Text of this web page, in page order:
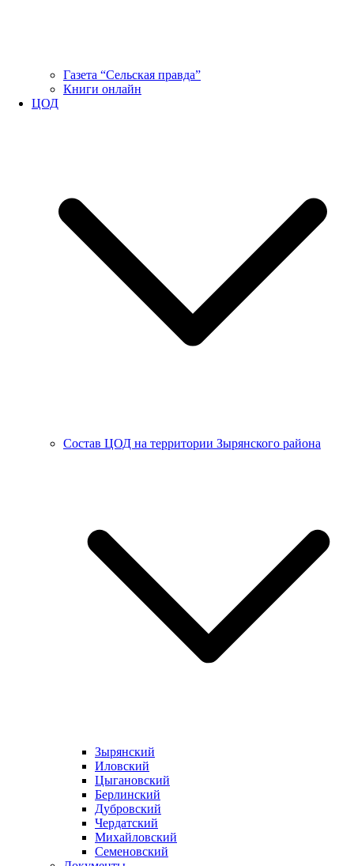
Газета “Сельская правда”
Книги онлайн
ЦОД
Состав ЦОД на территории Зырянского района
Зырянский
Иловский
Цыгановский
Берлинский
Дубровский
Чердатский
Михайловский
Семеновский